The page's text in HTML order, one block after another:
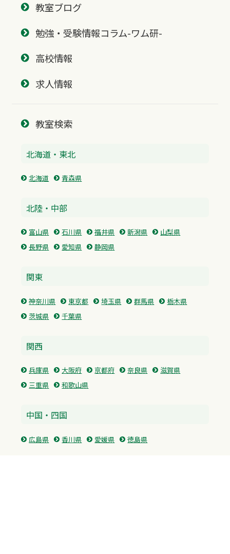
教室ブログ
勉強・受験情報コラム-ワム研-
高校情報
求人情報
教室検索
北海道・東北
北海道 青森県
北陸・中部
富山県 石川県 福井県 新潟県
山梨県
長野県
愛知県 静岡県
関東
神奈川県 東京都 埼玉県 群馬県
栃木県
茨城県
千葉県
関西
兵庫県 大阪府 京都府 奈良県
滋賀県
三重県
和歌山県
中国・四国
広島県 香川県 愛媛県 徳島県